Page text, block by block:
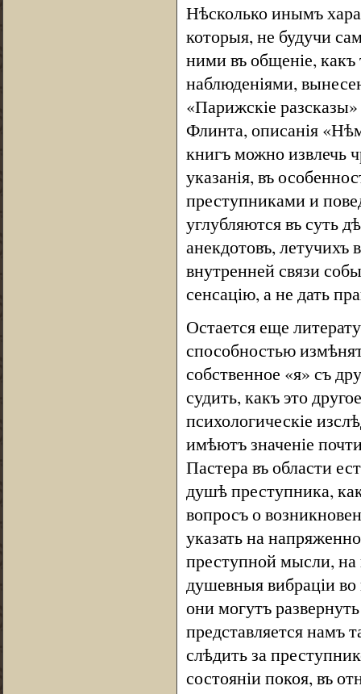
Нѣсколько инымъ
которыя, не будучи
ними въ общеніе,
наблюденіями,
«Парижскіе
Флинта, описанія
книгъ можно извлечь
указанія, въ
преступниками и
углубляются въ суть
анекдотовъ, летучихъ
внутренней связи
сенсацію, а не дать
Остается еще
способностью
собственное «я» съ
судить, какъ это
психологическіе
имѣютъ значеніе
Пастера въ области
душѣ преступника,
вопросъ о
указать на
преступной мысли, на
душевныя вибраціи
они могутъ
представляется намъ
слѣдить за
состояніи покоя, въ